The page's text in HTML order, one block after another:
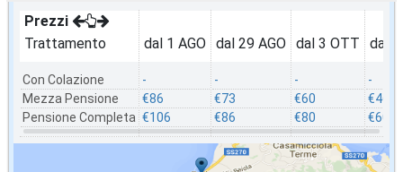
Prezzi
Trattamento
Con Colazione
Mezza Pensione
Pensione Completa
dal 1 AGO
-
€86
€106
dal 29 AGO
-
€73
€86
dal 3 OTT
-
€60
€80
dal 8
-
€46
€60